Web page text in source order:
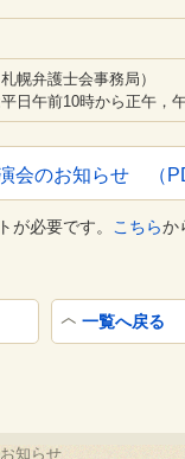
幌弁護士会事務局）
日午前10時から正午，
会のお知らせ （
が必要です。 こちらか
一覧へ戻る
知らせ